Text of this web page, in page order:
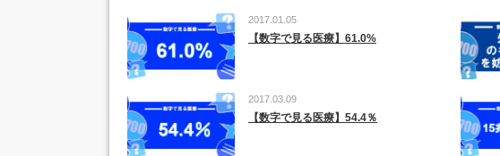
2017.01.05
【数字で見る医療】61.0%
2017.03.09
【数字で見る医療】54.4％